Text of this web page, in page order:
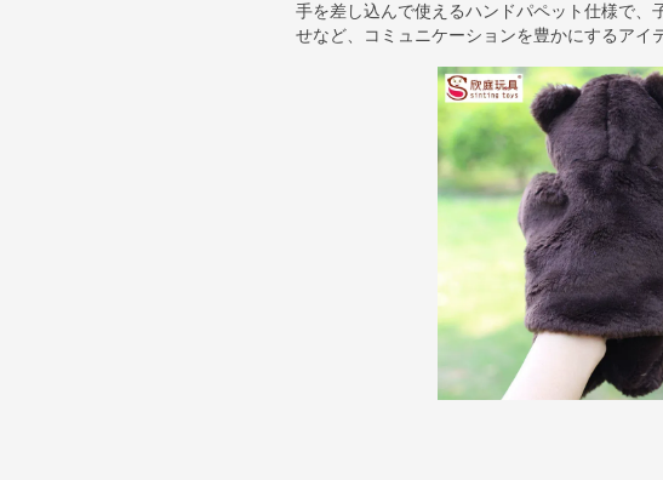
手を差し込んで使えるハンドパペット仕様で、
せなど、コミュニケーションを豊かにするアイ